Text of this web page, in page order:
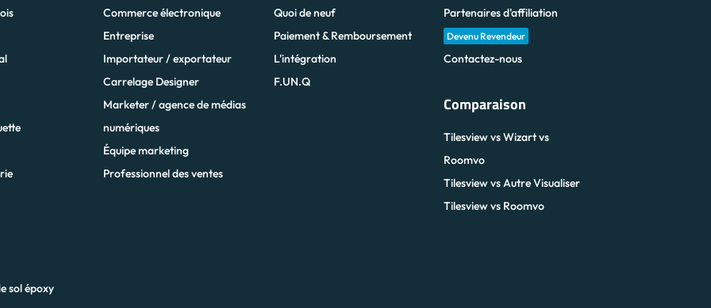
sol époxy
Commerce électronique
Entreprise
Importateur / exportateur
Carrelage Designer
Marketer / agence de médias
numériques
Équipe marketing
Professionnel des ventes
Quoi de neuf
Paiement & Remboursement
L'intégration
F.UN.Q
Partenaires d'affiliation
Devenu Revendeur
Contactez-nous
Comparaison
Tilesview vs Wizart vs
Roomvo
Tilesview vs Autre Visualiser
Tilesview vs Roomvo